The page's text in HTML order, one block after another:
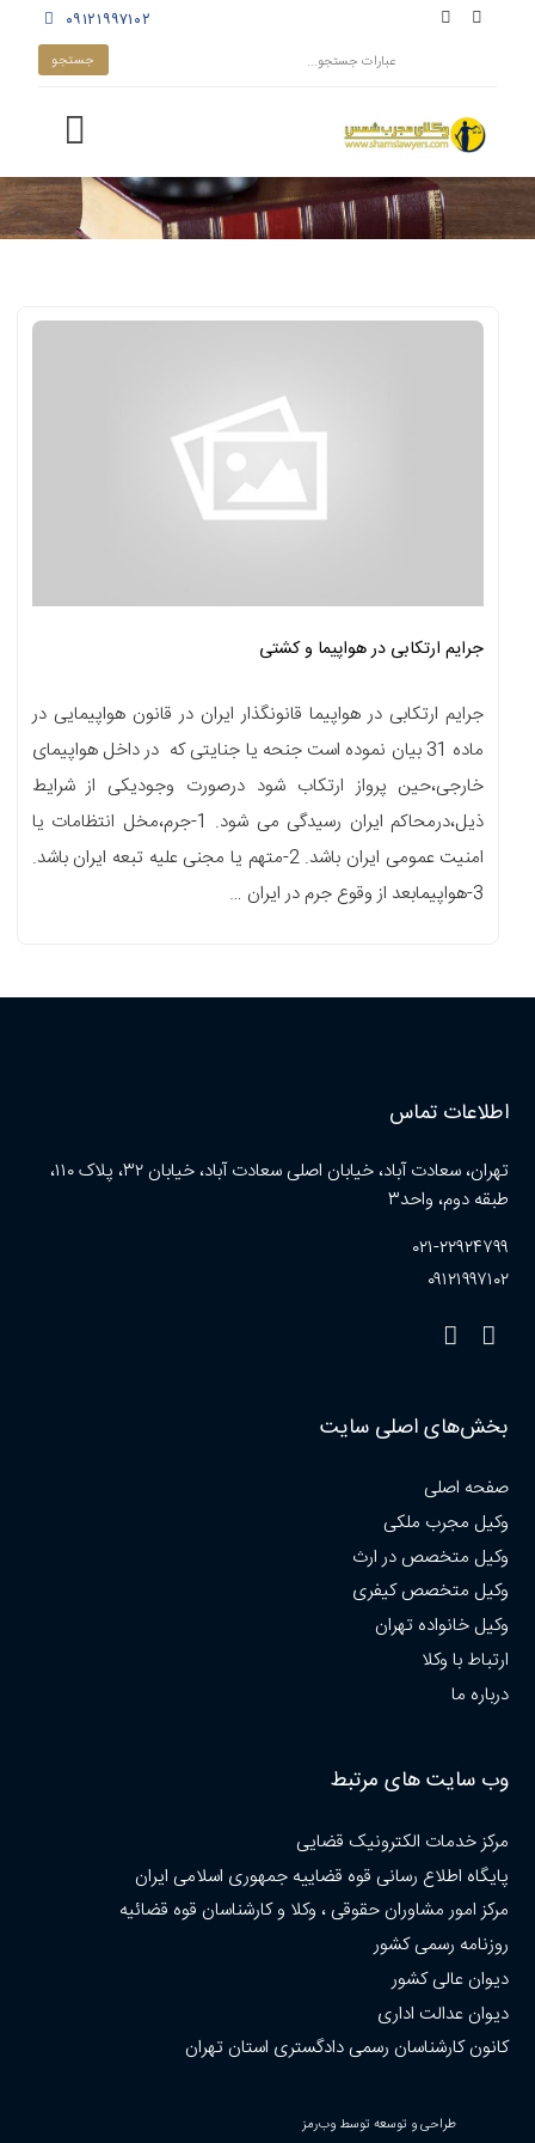
۰۹۱۲۱۹۹۷۱۰۲
جرایم ارتکابی در هواپیما و کشتی
جرایم ارتکابی در هواپیما قانونگذار ایران در قانون هواپیمایی در
ماده 31 بیان نموده است جنحه یا جنایتی که در داخل هواپیمای
خارجی،حین پرواز ارتکاب شود درصورت وجودیکی از شرایط
ذیل،درمحاکم ایران رسیدگی می شود. 1-جرم،مخل انتظامات یا
امنیت عمومی ایران باشد. 2-متهم یا مجنی علیه تبعه ایران باشد.
3-هواپیمابعد از وقوع جرم در ایران …
اطلاعات تماس
تهران، سعادت آباد، خیابان اصلی سعادت آباد، خیابان ۳۲، پلاک ۱۱۰،
طبقه دوم، واحد۳
۰۲۱-۲۲۹۲۴۷۹۹
۰۹۱۲۱۹۹۷۱۰۲
بخش‌های اصلی سایت
صفحه اصلی
وکیل مجرب ملکی
وکیل متخصص در ارث
وکیل متخصص کیفری
وکیل خانواده تهران
ارتباط با وکلا
درباره ما
وب سایت های مرتبط
مرکز خدمات الکترونیک قضایی
پایگاه اطلاع رسانی قوه قضاییه جمهوری اسلامی ایران
مرکز امور مشاوران حقوقی ، وکلا و کارشناسان قوه قضائیه
روزنامه رسمی کشور
دیوان عالی کشور
دیوان عدالت اداری
کانون کارشناسان رسمی دادگستری استان تهران
طراحی و توسعه توسط وب‌رمز